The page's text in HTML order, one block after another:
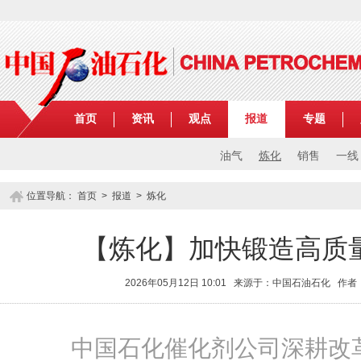
首页 资讯 观点 报道
油气 炼化 销售 一线
专题
位置导航： 首页 > 报道 > 炼化
【炼化】加快锻造高质
2026年05月12日 10:01 来源于：中国石油石化 作
中国石化催化剂公司深耕